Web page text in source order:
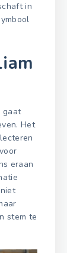
in
gaat
Het
eraan
stem te